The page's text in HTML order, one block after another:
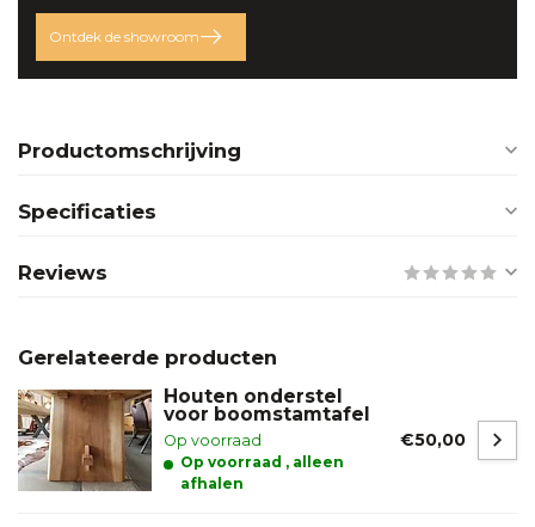
Ontdek de showroom
Productomschrijving
Specificaties
Reviews
Gerelateerde producten
Houten onderstel
voor boomstamtafel
Op voorraad
Op voorraad , alleen
afhalen
€50,00